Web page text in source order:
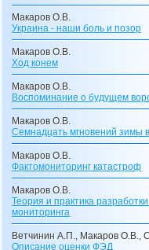
Макаров О.В.
Украина - наши боль и позор
Макаров О.В.
Ход конем
Макаров О.В.
Воспоминание о будущем
Макаров О.В.
Семнадцать мгновений зимы
Макаров О.В.
Фактомониторинг катастроф
Макаров О.В.
Теория и практика
мониторинга
Ветчинин А.П., Макаров О.В.,
Описание оценки ФЭД